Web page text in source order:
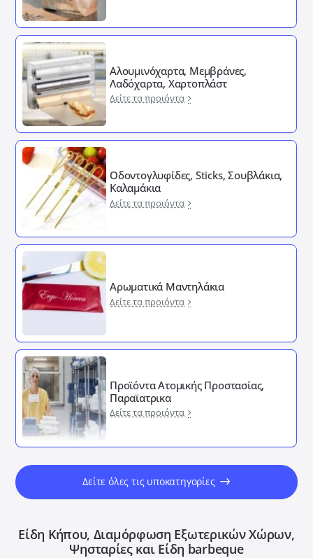
Αλουμινόχαρτα, Μεμβράνες,
Λαδόχαρτα, Χαρτοπλάστ
Δείτε τα προιόντα
Οδοντογλυφίδες, Sticks, Σουβλάκια,
Καλαμάκια
Δείτε τα προιόντα
Αρωματικά Μαντηλάκια
Δείτε τα προιόντα
Προϊόντα Ατομικής Προστασίας,
Παραϊατρικα
Δείτε τα προιόντα
Δείτε όλες τις υποκατηγορίες
Είδη Κήπου, Διαμόρφωση Εξωτερικών Xώρων,
Ψησταρίες και Είδη barbeque